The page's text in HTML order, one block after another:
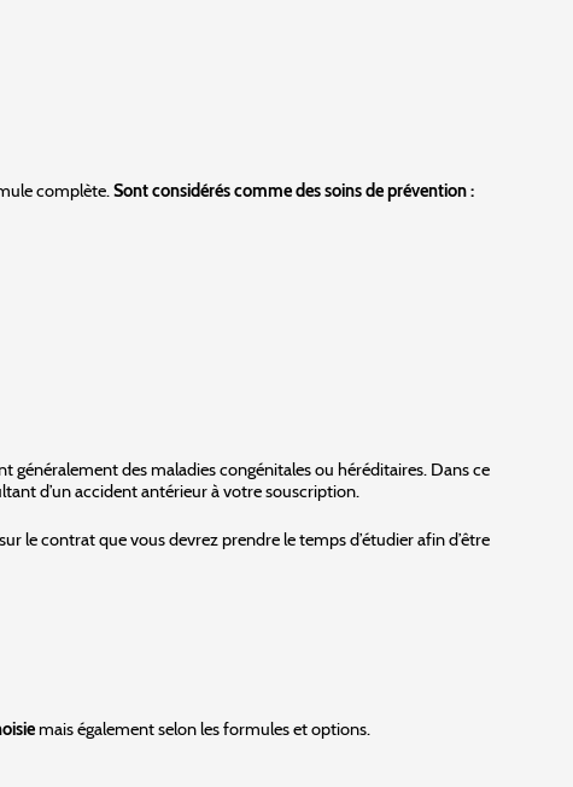
complète.Sont considérés comme des soins de prévention :
généralement des maladies congénitales ou héréditaires. Dans ce
d’un accident antérieur à votre souscription.
le contrat que vous devrez prendre le temps d’étudier afin d’être
mais également selon les formules et options.